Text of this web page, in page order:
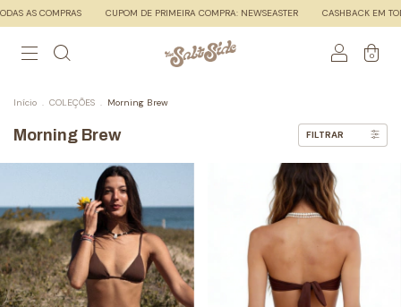
AS COMPRAS CUPOM DE PRIMEIRA COMPRA: NEWSEASTER CASHBACK EM
0
Início . COLEÇÕES . Morning Brew
Morning Brew FILTRAR